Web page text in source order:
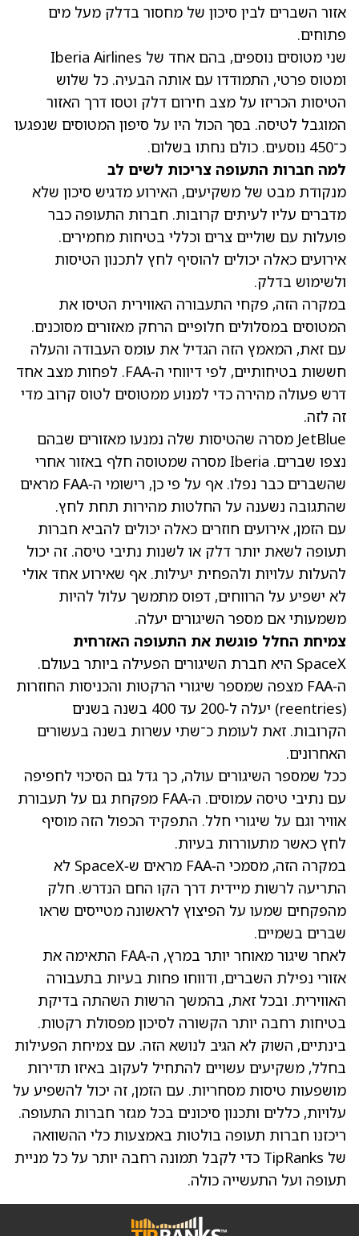
אזור השברים לבין סיכון של מחסור בדלק מעל מים
פתוחים.
שני מטוסים נוספים, בהם אחד של Iberia Airlines
ומטוס פרטי, התמודדו עם אותה הבעיה. כל שלוש
הטיסות הכריזו על מצב חירום דלק וטסו דרך האזור
המוגבל לטיסה. בסך הכול היו על סיפון המטוסים שנפגעו
כ־450 נוסעים. כולם נחתו בשלום.
למה חברות התעופה צריכות לשים לב
מנקודת מבט של משקיעים, האירוע מדגיש סיכון שלא
מדברים עליו לעיתים קרובות. חברות התעופה כבר
פועלות עם שוליים צרים וכללי בטיחות מחמירים.
אירועים כאלה יכולים להוסיף לחץ לתכנון הטיסות
ולשימוש בדלק.
במקרה הזה, פקחי התעבורה האווירית הטיסו את
המטוסים במסלולים חלופיים הרחק מאזורים מסוכנים.
עם זאת, המאמץ הזה הגדיל את עומס העבודה והעלה
חששות בטיחותיים, לפי דיווחי ה‑FAA. לפחות מצב אחד
דרש פעולה מהירה כדי למנוע ממטוסים לטוס קרוב מדי
זה לזה.
JetBlue מסרה שהטיסות שלה נמנעו מאזורים שבהם
נצפו שברים. Iberia מסרה שמטוסה חלף באזור אחרי
שהשברים כבר נפלו. אף על פי כן, רישומי ה‑FAA מראים
שהתגובה נשענה על החלטות מהירות תחת לחץ.
עם הזמן, אירועים חוזרים כאלה יכולים להביא חברות
תעופה לשאת יותר דלק או לשנות נתיבי טיסה. זה יכול
להעלות עלויות ולהפחית יעילות. אף שאירוע אחד אולי
לא ישפיע על הרווחים, דפוס מתמשך עלול להיות
משמעותי אם מספר השיגורים יעלה.
צמיחת החלל פוגשת את התעופה האזרחית
SpaceX היא חברת השיגורים הפעילה ביותר בעולם.
ה‑FAA מצפה שמספר שיגורי הרקטות והכניסות החוזרות
(reentries) יעלה ל‑200 עד 400 בשנה בשנים
הקרובות. זאת לעומת כ־שתי עשרות בשנה בעשורים
האחרונים.
ככל שמספר השיגורים עולה, כך גדל גם הסיכוי לחפיפה
עם נתיבי טיסה עמוסים. ה‑FAA מפקחת גם על תעבורת
אוויר וגם על שיגורי חלל. התפקיד הכפול הזה מוסיף
לחץ כאשר מתעוררות בעיות.
במקרה הזה, מסמכי ה‑FAA מראים ש‑SpaceX לא
התריעה לרשות מיידית דרך הקו החם הנדרש. חלק
מהפקחים שמעו על הפיצוץ לראשונה מטייסים שראו
שברים בשמיים.
לאחר שיגור מאוחר יותר במרץ, ה‑FAA התאימה את
אזורי נפילת השברים, ודווחו פחות בעיות בתעבורה
האווירית. ובכל זאת, בהמשך הרשות השהתה בדיקת
בטיחות רחבה יותר הקשורה לסיכון מפסולת רקטות.
בינתיים, השוק לא הגיב לנושא הזה. עם צמיחת הפעילות
בחלל, משקיעים עשויים להתחיל לעקוב באיזו תדירות
מושפעות טיסות מסחריות. עם הזמן, זה יכול להשפיע על
עלויות, כללים ותכנון סיכונים בכל מגזר חברות התעופה.
ריכזנו חברות תעופה בולטות באמצעות כלי ההשוואה
של TipRanks כדי לקבל תמונה רחבה יותר על כל מניית
תעופה ועל התעשייה כולה.